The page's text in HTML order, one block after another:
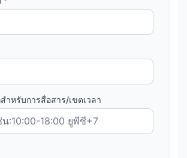
ำหรับการสื่อสาร/เขตเวลา